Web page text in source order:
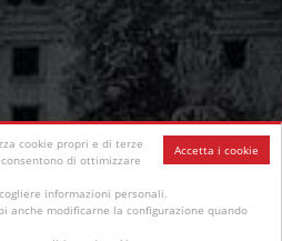
Accetta i cookie
cookie propri e di terze
di ottimizzare
informazioni personali.
anche modificarne la configurazione quando